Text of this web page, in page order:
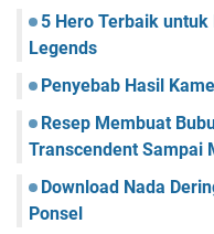
5 Hero Terbaik
Legends
Penyebab Hasil
Resep Membuat
Transcendent Sampai
Download Nada
Ponsel